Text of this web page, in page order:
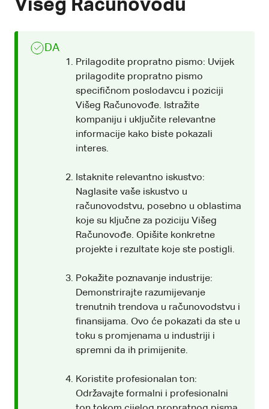
Višeg Računovođu
DA
Prilagodite propratno pismo: Uvijek
prilagodite propratno pismo
specifičnom poslodavcu i poziciji
Višeg Računovođe. Istražite
kompaniju i uključite relevantne
informacije kako biste pokazali
interes.
Istaknite relevantno iskustvo:
Naglasite vaše iskustvo u
računovodstvu, posebno u oblastima
koje su ključne za poziciju Višeg
Računovođe. Opišite konkretne
projekte i rezultate koje ste postigli.
Pokažite poznavanje industrije:
Demonstrirajte razumijevanje
trenutnih trendova u računovodstvu i
finansijama. Ovo će pokazati da ste u
toku s promjenama u industriji i
spremni da ih primijenite.
Koristite profesionalan ton:
Održavajte formalni i profesionalni